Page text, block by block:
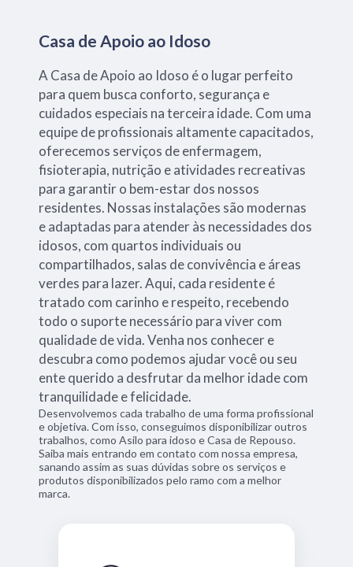
Casa de Apoio ao Idoso
A Casa de Apoio ao Idoso é o lugar perfeito
para quem busca conforto, segurança e
cuidados especiais na terceira idade. Com uma
equipe de profissionais altamente capacitados,
oferecemos serviços de enfermagem,
fisioterapia, nutrição e atividades recreativas
para garantir o bem-estar dos nossos
residentes. Nossas instalações são modernas
e adaptadas para atender às necessidades dos
idosos, com quartos individuais ou
compartilhados, salas de convivência e áreas
verdes para lazer. Aqui, cada residente é
tratado com carinho e respeito, recebendo
todo o suporte necessário para viver com
qualidade de vida. Venha nos conhecer e
descubra como podemos ajudar você ou seu
ente querido a desfrutar da melhor idade com
tranquilidade e felicidade.
Desenvolvemos cada trabalho de uma forma profissional
e objetiva. Com isso, conseguimos disponibilizar outros
trabalhos, como Asilo para idoso e Casa de Repouso.
Saiba mais entrando em contato com nossa empresa,
sanando assim as suas dúvidas sobre os serviços e
produtos disponibilizados pelo ramo com a melhor
marca.